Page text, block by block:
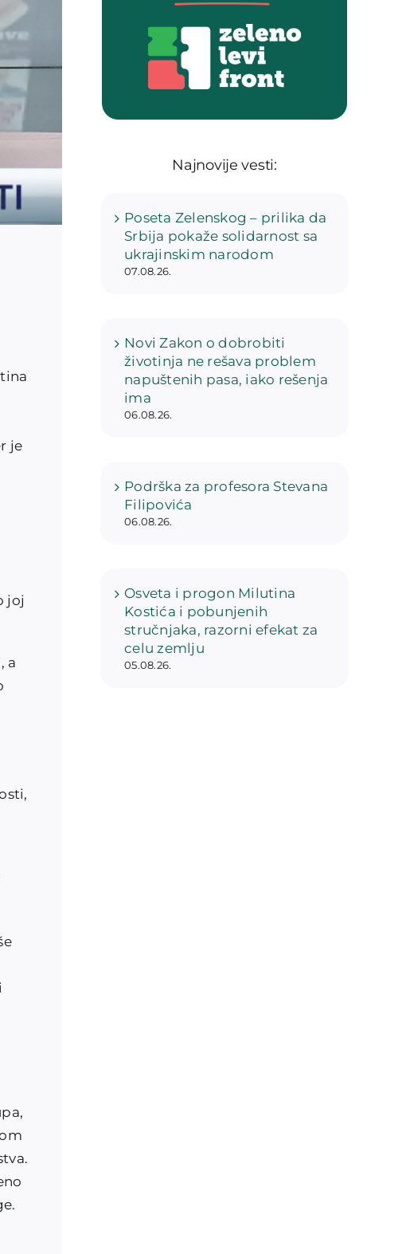
je
joj
a
Najnovije vesti:
Poseta Zelenskog – prilika da
Srbija pokaže solidarnost sa
ukrajinskim narodom
07.08.26.
Novi Zakon o dobrobiti
životinja ne rešava problem
napuštenih pasa, iako rešenja
ima
06.08.26.
Podrška za profesora Stevana
Filipovića
06.08.26.
Osveta i progon Milutina
Kostića i pobunjenih
stručnjaka, razorni efekat za
celu zemlju
05.08.26.